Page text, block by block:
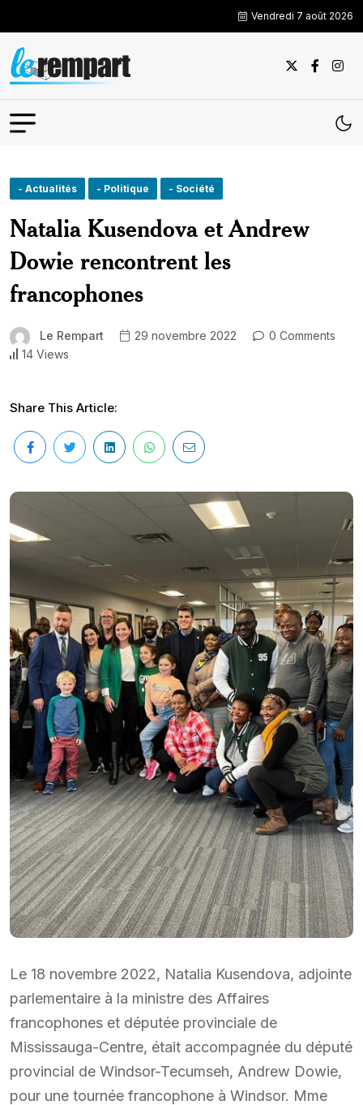
Vendredi 7 août 2026
- Actualités - Politique - Société
Natalia Kusendova et Andrew
Dowie rencontrent les
francophones
Le Rempart 29 novembre 2022
0 Comments
14 Views
Share This Article:
Le 18 novembre 2022, Natalia Kusendova, adjointe
parlementaire à la ministre des Affaires
francophones et députée provinciale de
Mississauga-Centre, était accompagnée du député
provincial de Windsor-Tecumseh, Andrew Dowie,
pour une tournée francophone à Windsor. Mme